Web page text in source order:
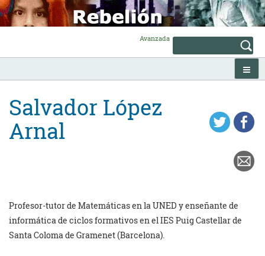
Skip
to
content
Avanzada
Salvador López
Arnal
Profesor-tutor de Matemáticas en la UNED y enseñante de
informática de ciclos formativos en el IES Puig Castellar de
Santa Coloma de Gramenet (Barcelona).